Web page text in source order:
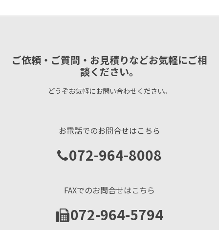
ご依頼・ご質問・お見積りなどお気軽にご相
談ください。
どうぞお気軽にお問い合わせください。
お電話でのお問合せはこちら
072-964-8008
FAXでのお問合せはこちら
072-964-5794